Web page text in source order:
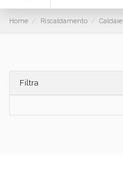
Home Riscaldamento Caldaie
Filtra